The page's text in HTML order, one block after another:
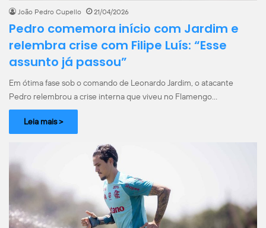
João Pedro Cupello 21/04/2026
Pedro comemora início com Jardim e
relembra crise com Filipe Luís: “Esse
assunto já passou”
Em ótima fase sob o comando de Leonardo Jardim, o atacante
Pedro relembrou a crise interna que viveu no Flamengo…
Leia mais >